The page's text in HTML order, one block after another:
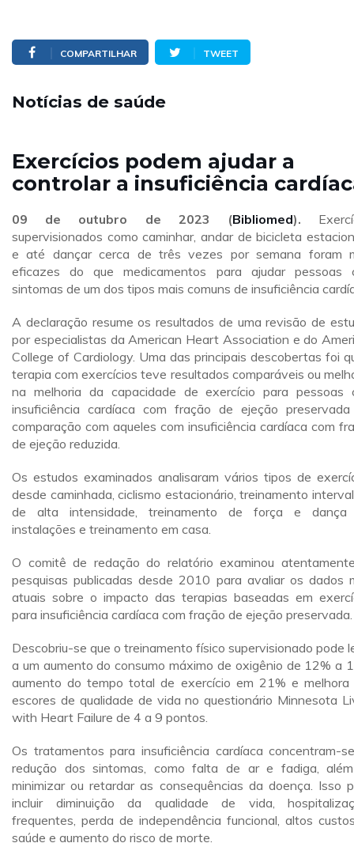
COMPARTILHAR TWEET
Notícias de saúde
Exercícios podem ajudar a
controlar a insuficiência
09 de outubro de 2023 (Bibliomed).
supervisionados como caminhar, andar de bicicleta
e até dançar cerca de três vezes por semana foram
eficazes do que medicamentos para ajudar pessoas
sintomas de um dos tipos mais comuns de insuficiência
A declaração resume os resultados de uma revisão de
por especialistas da American Heart Association e do
College of Cardiology. Uma das principais descobertas foi
terapia com exercícios teve resultados comparáveis ou
na melhoria da capacidade de exercício para pessoas
insuficiência cardíaca com fração de ejeção
comparação com aqueles com insuficiência cardíaca com
de ejeção reduzida.
Os estudos examinados analisaram vários tipos de
desde caminhada, ciclismo estacionário, treinamento
de alta intensidade, treinamento de força e dança
instalações e treinamento em casa.
O comitê de redação do relatório examinou
pesquisas publicadas desde 2010 para avaliar os dados
atuais sobre o impacto das terapias baseadas em
para insuficiência cardíaca com fração de ejeção preservada.
Descobriu-se que o treinamento físico supervisionado pode
a um aumento do consumo máximo de oxigênio de 12% a
aumento do tempo total de exercício em 21% e melhora
escores de qualidade de vida no questionário Minnesota
with Heart Failure de 4 a 9 pontos.
Os tratamentos para insuficiência cardíaca concentram-
redução dos sintomas, como falta de ar e fadiga,
minimizar ou retardar as consequências da doença. Isso
incluir diminuição da qualidade de vida,
frequentes, perda de independência funcional, altos
saúde e aumento do risco de morte.